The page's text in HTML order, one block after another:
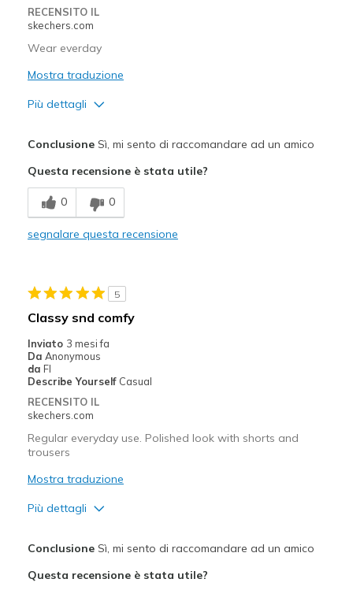
RECENSITO IL
skechers.com
Wear everday
Mostra traduzione
Più dettagli
Migliori Utilizzi:
Casual Wear
ConclusioneSì, mi sento di raccomandare ad un amico
Questa recensione è stata utile?
0 0
segnalare questa recensione
5
Classy snd comfy
Inviato 3 mesi fa
Da Anonymous
da Fl
Describe Yourself Casual
RECENSITO IL
skechers.com
Regular everyday use. Polished look with shorts and
trousers
Mostra traduzione
Più dettagli
ConclusioneSì, mi sento di raccomandare ad un amico
Questa recensione è stata utile?